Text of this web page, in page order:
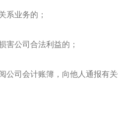
系业务的；
害公司合法利益的；
司会计账簿，向他人通报有